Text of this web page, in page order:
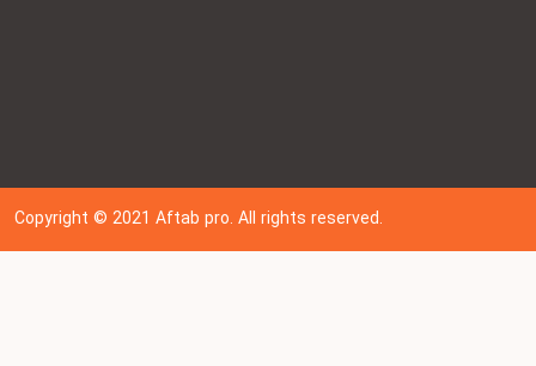
Copyright © 202 1Aftab pro. All rights reserved.